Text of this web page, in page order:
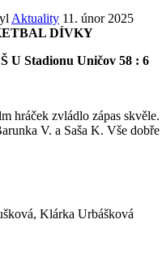
Aktuality 11. únor 2025
DÍVKY
U Stadionu Uničov 58 : 6
zvládlo zápas
V. a Saša K. Vše
Klárka Urbášková